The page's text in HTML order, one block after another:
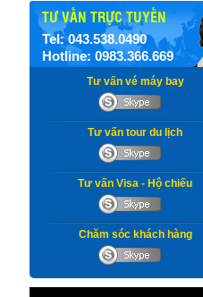
TƯ VẤN TRỰC TUYẾN
Tel: 043.538.0490
Hotline: 0983.366.669
Tư vấn vé máy bay
Tư vấn tour du lịch
Tư vấn Visa - Hộ chiếu
Chăm sóc khách hàng